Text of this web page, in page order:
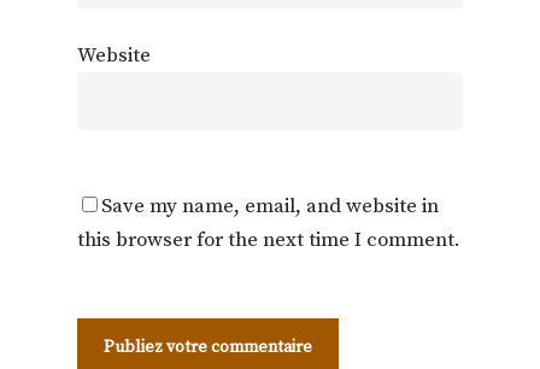
Website
Save my name, email, and website in
this browser for the next time I comment.